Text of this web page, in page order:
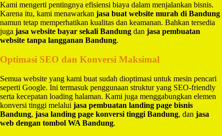
Kami mengerti pentingnya efisiensi biaya dalam menjalankan bisnis.
Karena itu, kami menawarkan jasa buat website murah di Bandung
namun tetap memperhatikan kualitas dan keamanan. Bahkan tersedia
juga jasa website bayar sekali Bandung dan jasa pembuatan
website tanpa langganan Bandung.
Optimasi SEO dan Konversi Maksimal
Semua website yang kami buat sudah dioptimasi untuk mesin pencari
seperti Google. Ini termasuk penggunaan struktur yang SEO-friendly
serta kecepatan loading halaman. Kami juga menggabungkan elemen
konversi tinggi melalui jasa pembuatan landing page bisnis
Bandung, jasa landing page konversi tinggi Bandung, dan jasa
web dengan tombol WA Bandung.